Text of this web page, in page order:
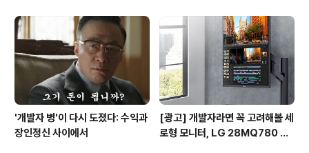
'개발자 병'이 다시 도졌다: 수익과
장인정신 사이에서
[광고] 개발자라면 꼭 고려해볼 세
로형 모니터, LG 28MQ780 사